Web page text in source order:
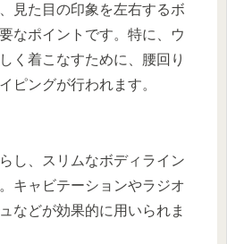
見た目の印象を左右するボ
なポイントです。特に、ウ
く着こなすために、腰回り
ピングが行われます。
し、スリムなボディライン
キャビテーションやラジオ
などが効果的に用いられま